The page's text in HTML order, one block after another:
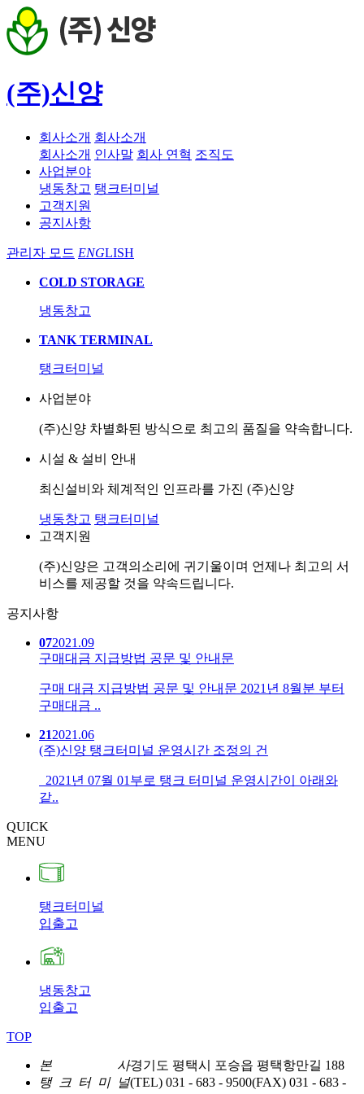
(주)신양
회사소개 회사소개
회사소개 인사말 회사 연혁 조직도
사업분야
냉동창고 탱크터미널
고객지원
공지사항
관리자 모드 ENGLISH
COLD STORAGE
냉동창고
TANK TERMINAL
탱크터미널
사업분야
(주)신양 차별화된 방식으로 최고의 품질을 약속합니다.
시설 & 설비 안내
최신설비와 체계적인 인프라를 가진 (주)신양
냉동창고 탱크터미널
고객지원
(주)신양은 고객의소리에 귀기울이며 언제나 최고의 서
비스를 제공할 것을 약속드립니다.
공지사항
072021.09
구매대금 지급방법 공문 및 안내문
​구매 대금 지급방법 공문 및 안내문 ​2021년 8월분 부터
구매대금 ..
212021.06
(주)신양 탱크터미널 운영시간 조정의 건
2021년 07월 01부로 탱크 터미널 운영시간이 아래와
같..
QUICK
MENU
탱크터미널
입출고
냉동창고
입출고
TOP
본 사경기도 평택시 포승읍 평택항만길 188
탱 크 터 미 널(TEL) 031 - 683 - 9500(FAX) 031 - 683 -